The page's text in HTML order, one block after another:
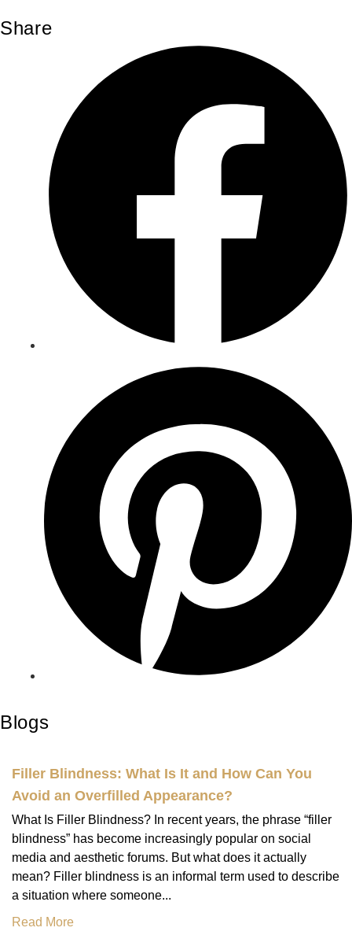
Share
Blogs
Filler Blindness: What Is It and How Can You
Avoid an Overfilled Appearance?
What Is Filler Blindness? In recent years, the phrase “filler
blindness” has become increasingly popular on social
media and aesthetic forums. But what does it actually
mean? Filler blindness is an informal term used to describe
a situation where someone...
Read More